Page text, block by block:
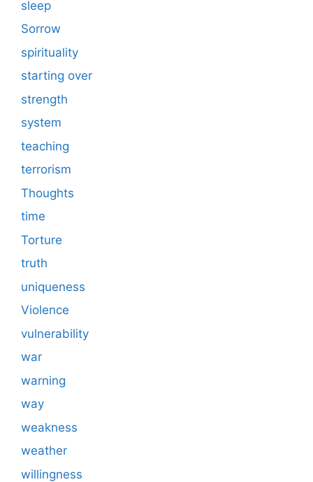
sleep
Sorrow
spirituality
starting over
strength
system
teaching
terrorism
Thoughts
time
Torture
truth
uniqueness
Violence
vulnerability
war
warning
way
weakness
weather
willingness